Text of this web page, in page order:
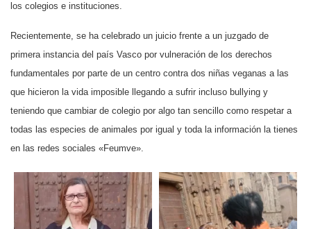
los colegios e instituciones.
Recientemente, se ha celebrado un juicio frente a un juzgado de
primera instancia del país Vasco por vulneración de los derechos
fundamentales por parte de un centro contra dos niñas veganas a las
que hicieron la vida imposible llegando a sufrir incluso bullying y
teniendo que cambiar de colegio por algo tan sencillo como respetar a
todas las especies de animales por igual y toda la información la tienes
en las redes sociales «Feumve».